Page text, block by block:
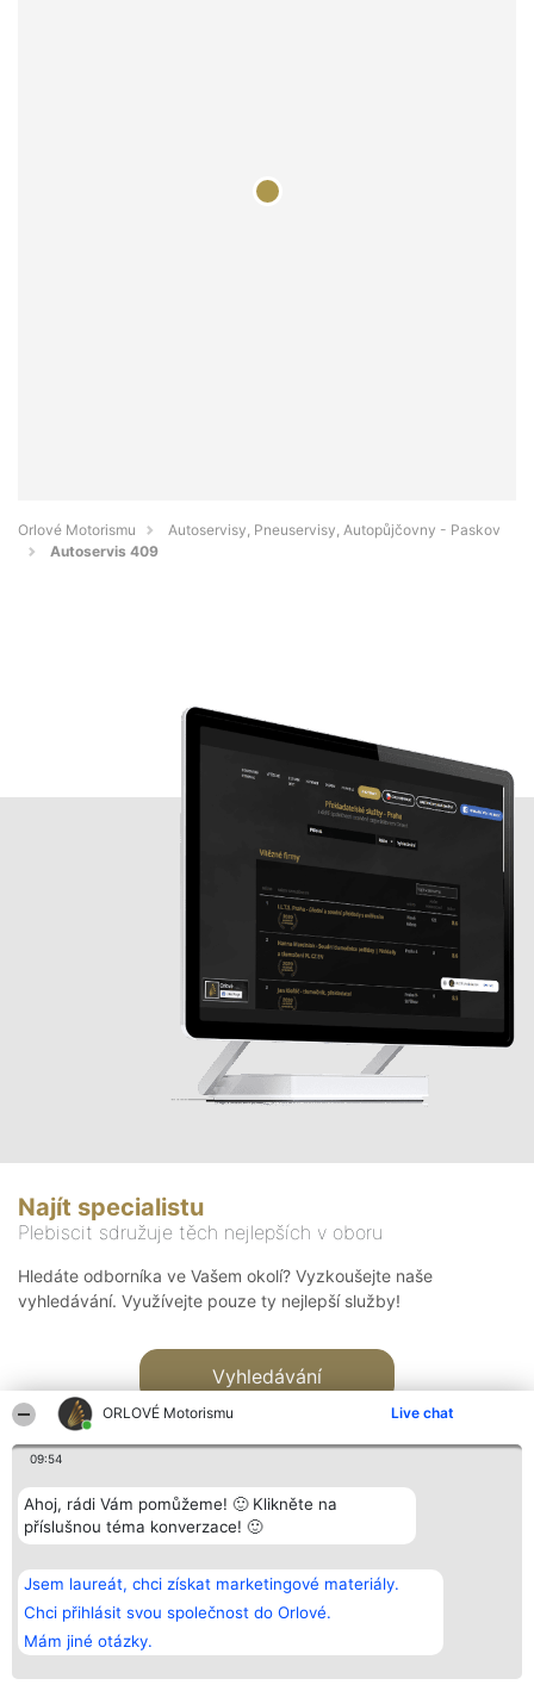
ORLOVÉ Motorismu Live chat
09:54
Ahoj, rádi Vám pomůžeme! 🙂 Klikněte na
příslušnou téma konverzace! 🙂
Jsem laureát, chci získat marketingové materiály.
Chci přihlásit svou společnost do Orlové.
Mám jiné otázky.
Orlové Motorismu
Autoservisy, Pneuservisy, Autopůjčovny - Paskov
Autoservis 409
Najít specialistu
Plebiscit sdružuje těch nejlepších v oboru
Hledáte odborníka ve Vašem okolí? Vyzkoušejte naše
vyhledávání. Využívejte pouze ty nejlepší služby!
Vyhledávání
Bright Side Solutions sp. z o.
o. sp. k.
ul. Ruska 22
Wrocław 50-079
KRS 0000749100 | Regon
381313360 | NIP 8943132676
Vítězové
Seznam všech
laureátů
Zásady
Zásady
Kontakt